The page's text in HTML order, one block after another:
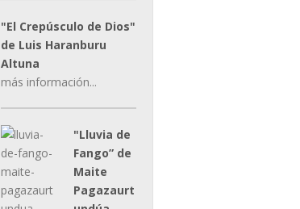
"El Crepúsculo de Dios"
de Luis Haranburu
Altuna
más información...
"Lluvia de
Fango” de
Maite
Pagazaurt